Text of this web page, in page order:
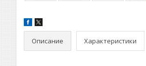
Описание Характеристики